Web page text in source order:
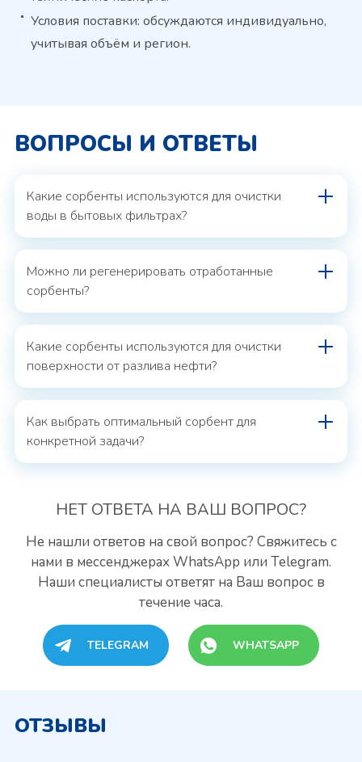
Условия поставки: обсуждаются индивидуально,
учитывая объём и регион.
ВОПРОСЫ И ОТВЕТЫ
Какие сорбенты используются для очистки
воды в бытовых фильтрах?
Можно ли регенерировать отработанные
сорбенты?
Какие сорбенты используются для очистки
поверхности от разлива нефти?
Как выбрать оптимальный сорбент для
конкретной задачи?
НЕТ ОТВЕТА НА ВАШ ВОПРОС?
Не нашли ответов на свой вопрос? Свяжитесь с
нами в мессенджерах WhatsApp или Telegram.
Наши специалисты ответят на Ваш вопрос в
течение часа.
TELEGRAM WHATSAPP
ОТЗЫВЫ